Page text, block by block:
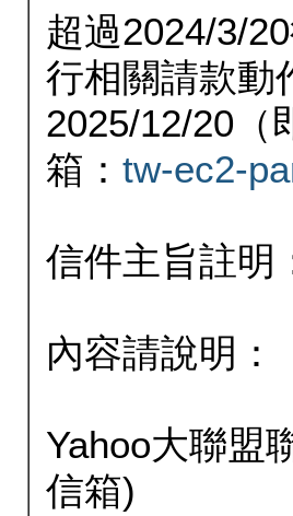
超過2024/3/
行相關請款動
2025/12/20（
箱： tw-ec2-
信件主旨註明
內容請說明：
Yahoo大聯盟
信箱)